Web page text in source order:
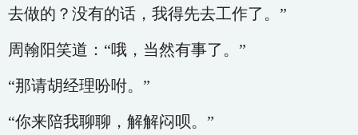
去做的？没有的话，我得先去工作了。”
周翰阳笑道：“哦，当然有事了。”
“那请胡经理吩咐。”
“你来陪我聊聊，解解闷呗。”